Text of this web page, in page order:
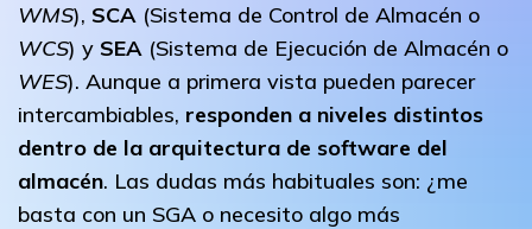
WMS), SCA (Sistema de Control de Almacén o
WCS) y SEA (Sistema de Ejecución de Almacén o
WES). Aunque a primera vista pueden parecer
intercambiables, responden a niveles distintos
dentro de la arquitectura de software del
almacén. Las dudas más habituales son: ¿me
basta con un SGA o necesito algo más